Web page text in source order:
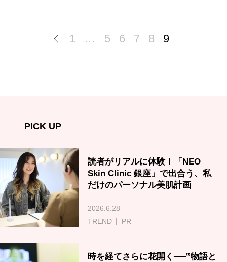
1 … 5 6 7 8 9
PICK UP
読者がリアルに体験！「NEO
Skin Clinic 銀座」で出合う、私
だけのパーソナル美肌計画
2026.6.28
TREND
PR
時を経てさらに花開く──‟物語と